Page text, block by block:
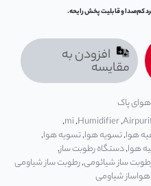
کم‌صدا و قابلیت پخش رایحه.
افزودن به
مقایسه
هوای پاک
,
Humidifier
,
mi
,
هوا,تسويه هوا,تسویه هوا,
هوا,دستگاه رطوبت ساز,
ساز شیائومی,رطوبت ساز شیاومی
هواساز شیاومی